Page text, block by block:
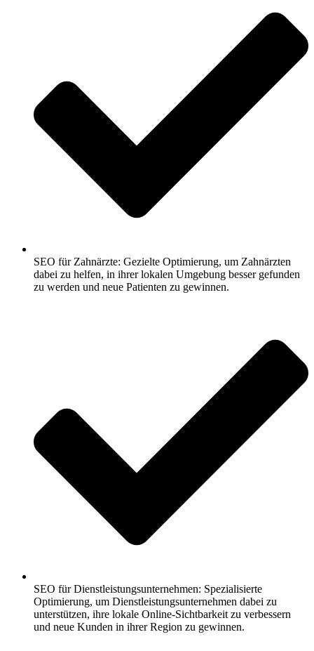
SEO für Zahnärzte: Gezielte Optimierung, um Zahnärzten
dabei zu helfen, in ihrer lokalen Umgebung besser gefunden
zu werden und neue Patienten zu gewinnen.
SEO für Dienstleistungsunternehmen: Spezialisierte
Optimierung, um Dienstleistungsunternehmen dabei zu
unterstützen, ihre lokale Online-Sichtbarkeit zu verbessern
und neue Kunden in ihrer Region zu gewinnen.